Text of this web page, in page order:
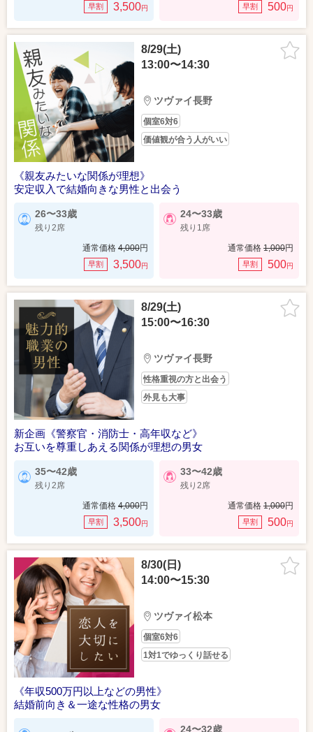
早割 3,500円 早割 500円
8/29(土)
13:00〜14:30
ツヴァイ長野
個室6対6
価値観が合う人がいい
《親友みたいな関係が理想》
安定収入で結婚向きな男性と出会う
26〜33歳
残り2席
通常価格 4,000円
早割 3,500円
24〜33歳
残り1席
通常価格 1,000円
早割 500円
8/29(土)
15:00〜16:30
ツヴァイ長野
性格重視の方と出会う
外見も大事
新企画《警察官・消防士・高年収など》
お互いを尊重しあえる関係が理想の男女
35〜42歳
残り2席
通常価格 4,000円
早割 3,500円
33〜42歳
残り2席
通常価格 1,000円
早割 500円
8/30(日)
14:00〜15:30
ツヴァイ松本
個室6対6
1対1でゆっくり話せる
《年収500万円以上などの男性》
結婚前向き＆一途な性格の男女
24〜32歳